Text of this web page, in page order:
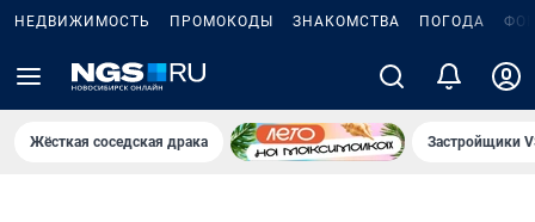
НЕДВИЖИМОСТЬ ПРОМОКОДЫ ЗНАКОМСТВА ПОГОДА
Жёсткая соседская драка Застройщики